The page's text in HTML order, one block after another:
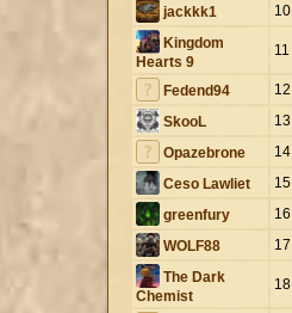
jackkk1 10
Kingdom
Hearts 9
11
Fedend94 12
SkooL
13
Opazebrone
14
Ceso Lawliet
15
greenfury
16
WOLF88
17
The Dark
Chemist
18